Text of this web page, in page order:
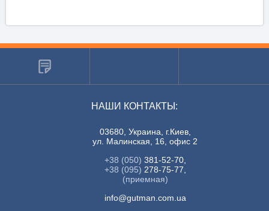
НАШИ КОНТАКТЫ:
03680, Украина, г.Киев,
ул. Малинская, 16, офис 2
+38 (050) 381-52-70,
+38 (095) 278-75-77,
(приемная)
info@gutman.com.ua